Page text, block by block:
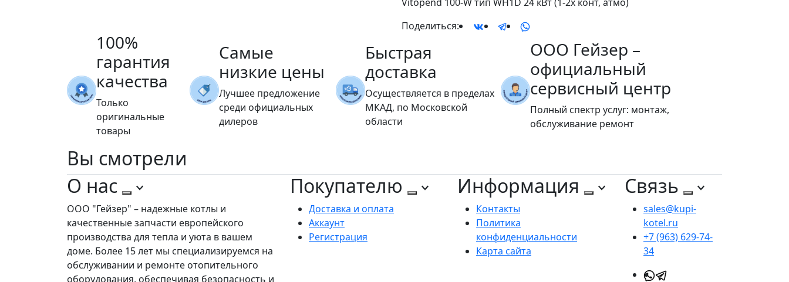
Поделиться:
100%
гарантия
качества
Только
оригинальные
товары
Самые
низкие цены
Лучшее предложение
среди официальных
дилеров
Быстрая
доставка
Осуществляется в пределах
МКАД, по Московской
области
ООО Гейзер –
официальный
сервисный центр
Полный спектр услуг: монтаж,
обслуживание ремонт
Вы смотрели
О нас
ООО "Гейзер" – надежные котлы и
качественные запчасти европейского
производства для тепла и уюта в вашем
доме. Более 15 лет мы специализируемся на
обслуживании и ремонте отопительного
оборудования, обеспечивая безопасность и
Покупателю
Доставка и оплата
Аккаунт
Регистрация
Информация
Контакты
Политика
конфиденциальности
Карта сайта
Связь
sales@kupi-
kotel.ru
+7 (963) 629-74-
34